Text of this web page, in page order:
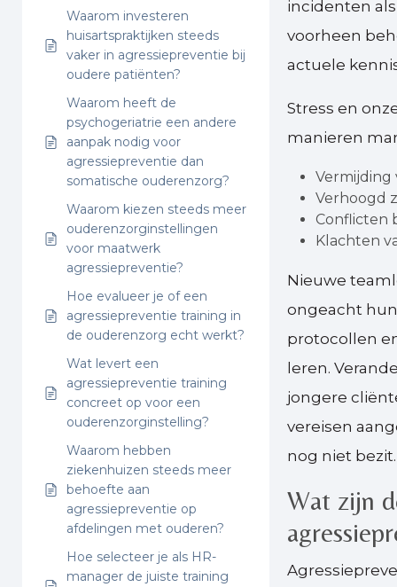
Waarom investeren
huisartspraktijken steeds
vaker in agressiepreventie bij
oudere patiënten?
Waarom heeft de
psychogeriatrie een andere
aanpak nodig voor
agressiepreventie dan
somatische ouderenzorg?
Waarom kiezen steeds meer
ouderenzorginstellingen
voor maatwerk
agressiepreventie?
Hoe evalueer je of een
agressiepreventie training in
de ouderenzorg echt werkt?
Wat levert een
agressiepreventie training
concreet op voor een
ouderenzorginstelling?
Waarom hebben
ziekenhuizen steeds meer
behoefte aan
agressiepreventie op
afdelingen met ouderen?
Hoe selecteer je als HR-
manager de juiste training
incidenten
voorheen
actuele
Stress en
manieren
Vermijding
Verhoogd
Conflicten
Klachten
Nieuwe
ongeacht
protocollen
leren.
jongere
vereisen
nog niet bezit.
Wat zijn